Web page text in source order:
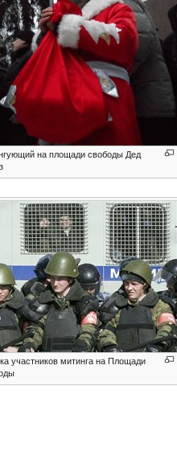
на площади свободы Дед
участников митинга на Площади